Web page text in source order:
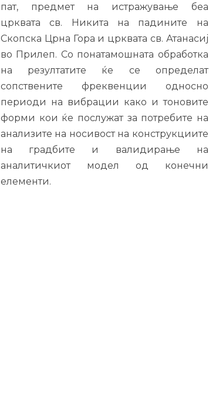
пат, предмет на истражување беа
црквата св. Никита на падините на
Скопска Црна Гора и црквата св. Атанасиј
во Прилеп. Со понатамошната обработка
на резултатите ќе се определат
сопствените фреквенции односно
периоди на вибрации како и тоновите
форми кои ќе послужат за потребите на
анализите на носивост на конструкциите
на градбите и валидирање на
аналитичкиот модел од конечни
елементи.